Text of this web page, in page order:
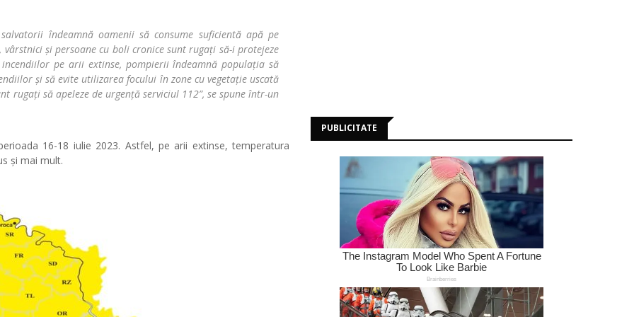
îndeamnă oamenii să consume suficientă apă pe
și persoane cu boli cronice sunt rugați să-i protejeze
pe arii extinse, pompierii îndeamnă populația să
și să evite utilizarea focului în zone cu vegetație uscată
rugați să apeleze de urgență serviciul 112”, se spune într-un
16-18 iulie 2023. Astfel, pe arii extinse, temperatura
și mai mult.
PUBLICITATE